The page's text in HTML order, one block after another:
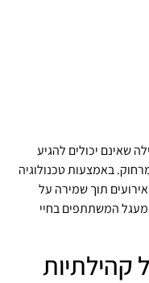
שאינם יכולים להגיע
באמצעות טכנולוגיה
תוך שמירה על
המשתתפים בחיי